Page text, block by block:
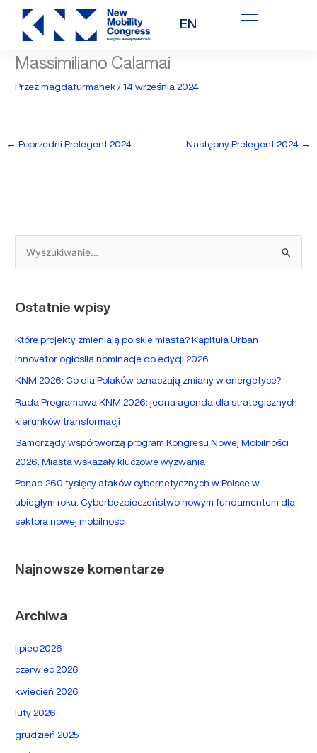
Przejdź
treści
EN
Massimiliano Calamai
Przezmagdafurmanek/14 września 2024
← Poprzedni Prelegent 2024 Następny Prelegent 2024 →
z
k
l
a
:
Ostatnie wpisy
Które projekty zmieniają polskie miasta? Kapituła Urban
Innovator ogłosiła nominacje do edycji 2026
KNM 2026: Co dla Polaków oznaczają zmiany w energetyce?
Rada Programowa KNM 2026: jedna agenda dla strategicznych
kierunków transformacji
Samorządy współtworzą program Kongresu Nowej Mobilności
2026. Miasta wskazały kluczowe wyzwania
Ponad 260 tysięcy ataków cybernetycznych w Polsce w
ubiegłym roku. Cyberbezpieczeństwo nowym fundamentem dla
sektora nowej mobilności
Najnowsze komentarze
Archiwa
lipiec 2026
czerwiec 2026
kwiecień 2026
luty 2026
grudzień 2025